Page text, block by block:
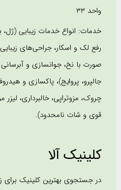
واحد ۳۳
خدمات: انواع خدمات زیبایی (ژل،
رفع لک و اسکار، جراحی‌های
صورت با نخ، جوانسازی و آبرسانی
جالپرو، پروایج)، پاکسازی و
چروک، مزوتراپی، خالبرداری،
قوی و شات نامحدود).
کلینیک آلا
در جستجوی بهترین کلینیک برای